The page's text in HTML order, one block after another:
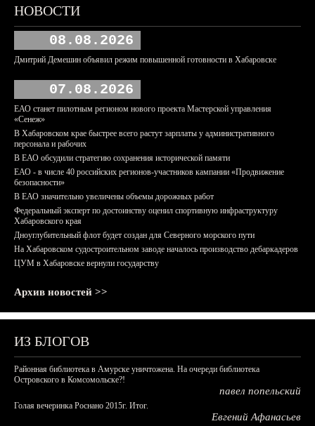
НОВОСТИ
08.08.2026
Дмитрий Демешин объявил режим повышенной готовности в Хабаровске
07.08.2026
ЕАО станет пилотным регионом нового проекта Мастерской управления
«Сенеж»
В Хабаровском крае быстрее всего растут зарплаты у административного
персонала и рабочих
В ЕАО обсудили стратегию сохранения исторической памяти
ЕАО - в числе 40 российских регионов-участников кампании «Продвижение
безопасности»
В ЕАО значительно увеличены объемы дорожных работ
Федеральный эксперт по достоинству оценил спортивную инфраструктуру
Хабаровского края
Дноуглубительный флот будет создан для Северного морского пути
На Хабаровском судостроительном заводе началось производство дебаркадеров
ЦУМ в Хабаровске вернули государству
Архив новостей >>
ИЗ БЛОГОВ
Районная библиотека в Амурске уничтожена. На очереди библиотека
Островского в Комсомольске?!
павел попельский
Голая вечеринка Роснано 2015г. Итог.
Евгений Афанасьев